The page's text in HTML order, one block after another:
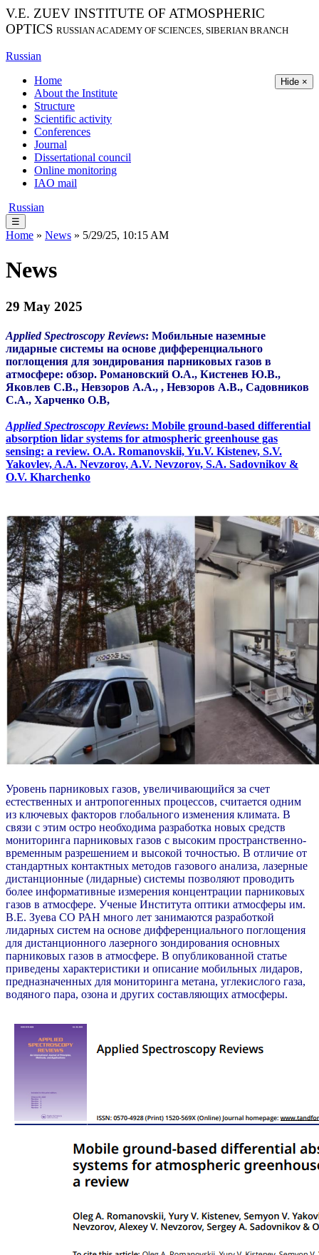
V.E. ZUEV INSTITUTE OF ATMOSPHERIC
OPTICS RUSSIAN ACADEMY OF SCIENCES, SIBERIAN BRANCH
Russian
Hide ×
Home
About the Institute
Structure
Scientific activity
Conferences
Journal
Dissertational council
Online monitoring
IAO mail
Russian
☰
Home » News » 5/29/25, 10:15 AM
News
29 May 2025
Applied Spectroscopy Reviews: Мобильные наземные
лидарные системы на основе дифференциального
поглощения для зондирования парниковых газов в
атмосфере: обзор. Романовский О.А., Кистенев Ю.В.,
Яковлев С.В., Невзоров А.А., , Невзоров А.В., Садовников
С.А., Харченко О.В,
Applied Spectroscopy Reviews: Mobile ground-based differential
absorption lidar systems for atmospheric greenhouse gas
sensing: a review. O.A. Romanovskii, Yu.V. Kistenev, S.V.
Yakovlev, A.A. Nevzorov, A.V. Nevzorov, S.A. Sadovnikov &
O.V. Kharchenko
Уровень парниковых газов, увеличивающийся за счет
естественных и антропогенных процессов, считается одним
из ключевых факторов глобального изменения климата. В
связи с этим остро необходима разработка новых средств
мониторинга парниковых газов с высоким пространственно-
временным разрешением и высокой точностью. В отличие от
стандартных контактных методов газового анализа, лазерные
дистанционные (лидарные) системы позволяют проводить
более информативные измерения концентрации парниковых
газов в атмосфере. Ученые Института оптики атмосферы им.
В.Е. Зуева СО РАН много лет занимаются разработкой
лидарных систем на основе дифференциального поглощения
для дистанционного лазерного зондирования основных
парниковых газов в атмосфере. В опубликованной статье
приведены характеристики и описание мобильных лидаров,
предназначенных для мониторинга метана, углекислого газа,
водяного пара, озона и других составляющих атмосферы.